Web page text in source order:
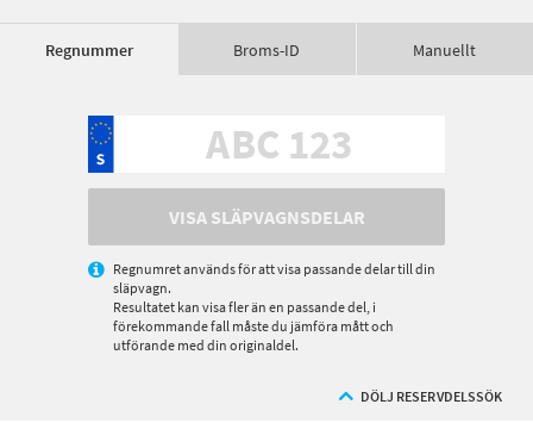
Regnummer Broms-ID Manuellt
VISA SLÄPVAGNSDELAR
Regnumret används för att visa passande delar till din
släpvagn.
Resultatet kan visa fler än en passande del, i
förekommande fall måste du jämföra mått och
utförande med din originaldel.
DÖLJ RESERVDELSSÖK